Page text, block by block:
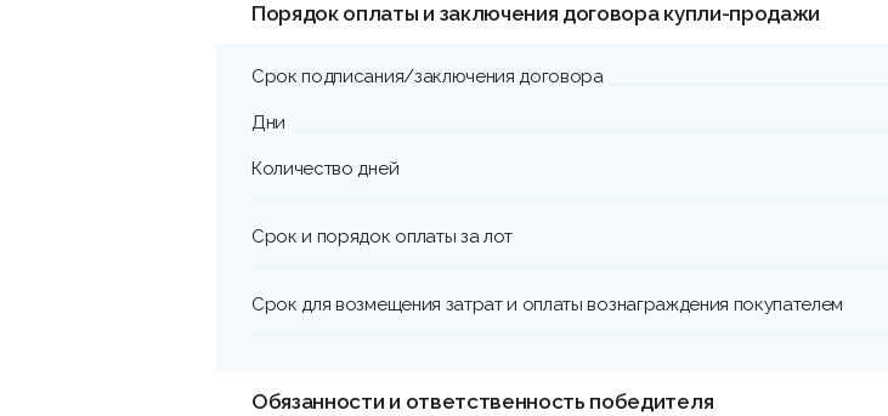
Порядок оплаты и заключения договора купли-продажи
Срок подписания/заключения договора
Дни
Количество дней
Срок и порядок оплаты за лот
Срок для возмещения затрат и оплаты вознаграждения покупателем
Обязанности и ответственность победителя